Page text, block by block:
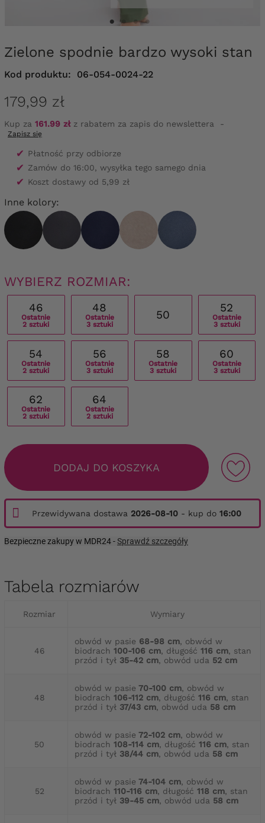
Zielone spodnie bardzo wysoki stan
Kod produktu: 06-054-0024-22
179,99 zł
Kup za 161.99 złz rabatem za zapis do newslettera -
Zapisz się
✔ Płatność przy odbiorze
✔ Zamów do 16:00, wysyłka tego samego dnia
✔ Koszt dostawy od 5,99 zł
Inne kolory:
WYBIERZ ROZMIAR:
46
Ostatnie
2 sztuki
48
Ostatnie
3 sztuki
50
52
Ostatnie
3 sztuki
54
Ostatnie
2 sztuki
56
Ostatnie
3 sztuki
58
Ostatnie
3 sztuki
60
Ostatnie
3 sztuki
62
Ostatnie
2 sztuki
64
Ostatnie
2 sztuki
DODAJ DO KOSZYKA
Przewidywana dostawa 2026-08-10 - kup do 16:00
Bezpieczne zakupy w MDR24 -Sprawdź szczegóły
Tabela rozmiarów
Rozmiar Wymiary
46
obwód w pasie 68-98 cm, obwód w
biodrach 100-106 cm, długość 116 cm, stan
przód i tył 35-42 cm, obwód uda 52 cm
48
obwód w pasie 70-100 cm, obwód w
biodrach 106-112 cm, długość 116 cm, stan
przód i tył 37/43 cm, obwód uda 58 cm
50
obwód w pasie 72-102 cm, obwód w
biodrach 108-114 cm, długość 116 cm, stan
przód i tył 38/44 cm, obwód uda 58 cm
52
obwód w pasie 74-104 cm, obwód w
biodrach 110-116 cm, długość 118 cm, stan
przód i tył 39-45 cm, obwód uda 58 cm